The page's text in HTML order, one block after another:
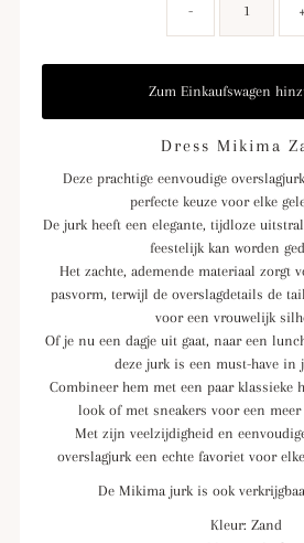
-
Dress Mikima
Deze prachtige eenvoudige
perfecte keuze voor elke
De jurk heeft een elegante, tijdloze
feestelijk kan worden
Het zachte, ademende materiaal zorgt
pasvorm, terwijl de overslagdetails de
voor een vrouwelijk
Of je nu een dagje uit gaat, naar een
deze jurk is een must-have in
Combineer hem met een paar klassieke
look of met sneakers voor een
Met zijn veelzijdigheid en
overslagjurk een echte favoriet voor
De Mikima jurk is ook
Kleur: Zand